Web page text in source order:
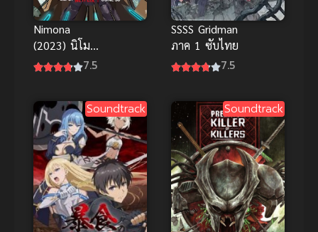
Nimona
(2023) นิโม
นา พากย์ไทย
คชั่นสุดป่วน
น่ารัก
7.5
SSSS Gridman
ภาค 1 ซับไทย
7.5
Soundtrack Soundtrack